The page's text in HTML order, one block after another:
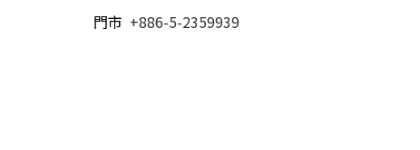
門市 +886-5-2359939